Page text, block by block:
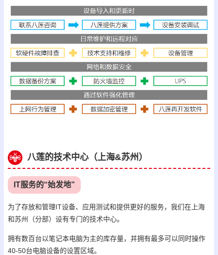
八莲的技术中心（上海&苏州）
IT服务的“始发地”
为了存放和管理IT设备、应用测试和提供更好的服务，我们在上海
和苏州（分部）设有专门的技术中心。
拥有数百台以笔记本电脑为主的库存量，并拥有最多可以同时操作
40-50台电脑设备的设置区域。